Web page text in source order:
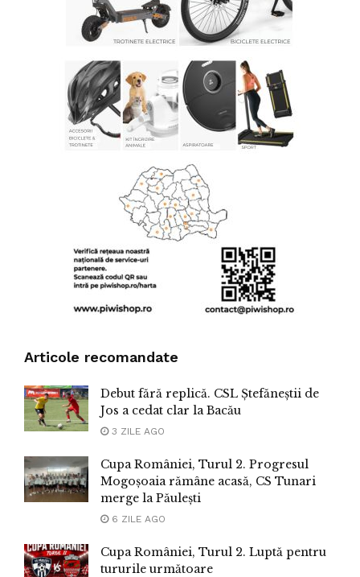
Articole recomandate
Debut fără replică. CSL Ștefăneștii de
Jos a cedat clar la Bacău
3 ZILE AGO
Cupa României, Turul 2. Progresul
Mogoșoaia rămâne acasă, CS Tunari
merge la Păulești
6 ZILE AGO
Cupa României, Turul 2. Luptă pentru
tururile următoare